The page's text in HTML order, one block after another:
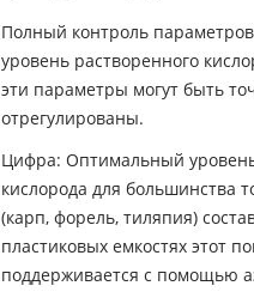
Полный контроль
уровень растворенного
эти параметры могут быть
отрегулированы.
Цифра: Оптимальный
кислорода для большинства
(карп, форель, тиляпия)
пластиковых емкостях этот
поддерживается с помощью